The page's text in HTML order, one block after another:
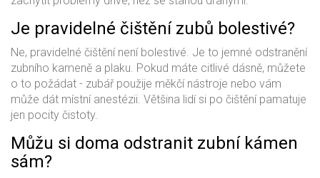
Je pravidelné čištění zubů bolestivé?
Ne, pravidelné čištění není bolestivé. Je to jemné odstranění
zubního kameně a plaku. Pokud máte citlivé dásně, můžete
o to požádat - zubář použije měkčí nástroje nebo vám
může dát místní anestézii. Většina lidí si po čištění pamatuje
jen pocity čistoty.
Můžu si doma odstranit zubní kámen
sám?